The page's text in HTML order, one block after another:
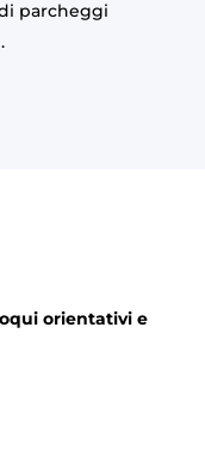
parcheggi
orientativi e